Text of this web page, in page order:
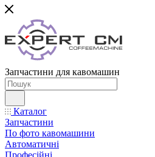
Запчастини для кавомашин
Каталог
Запчастини
По фото кавомашини
Автоматичні
Професійні